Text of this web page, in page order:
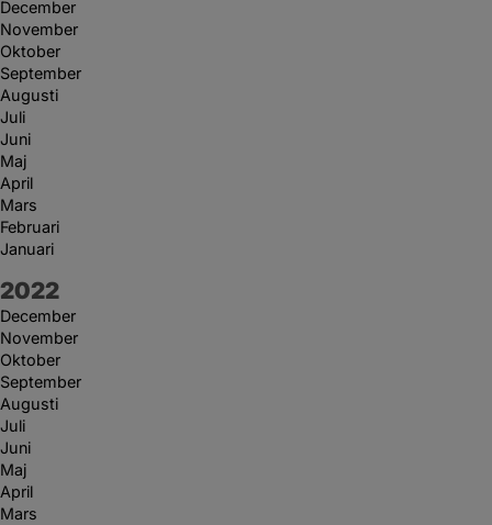
December
November
Oktober
September
Augusti
Juli
Juni
Maj
April
Mars
Februari
Januari
År:
2022
December
November
Oktober
September
Augusti
Juli
Juni
Maj
April
Mars